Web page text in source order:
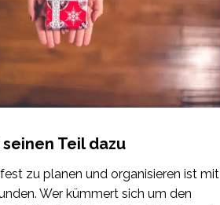
Teil dazu
zu planen und organisieren ist mit
Wer kümmert sich um den